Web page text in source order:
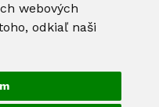
webových
odkiaľ naši